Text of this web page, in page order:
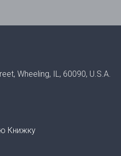
Wheeling, IL, 60090, U.S.A.
Книжку